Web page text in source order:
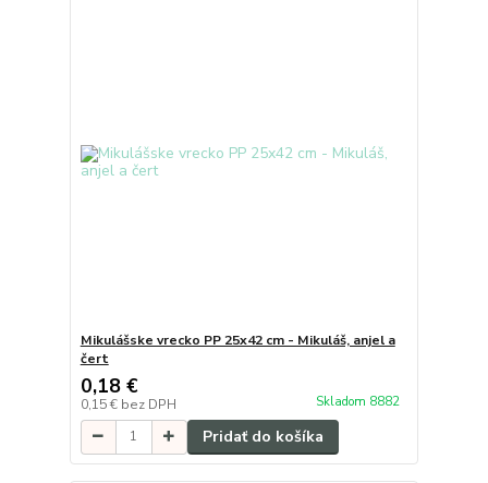
Mikulášske vrecko PP 25x42 cm - Mikuláš, anjel a
čert
0,18 €
0,15 € bez DPH Skladom 8882
Pridať do košíka